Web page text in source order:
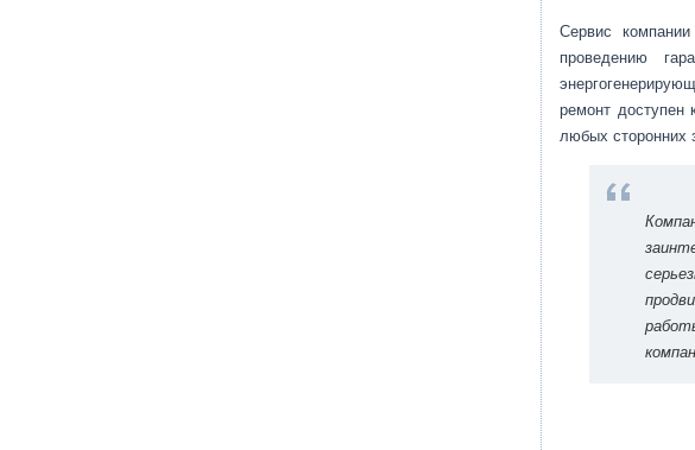
Сервис
проведению
ремонт доступен
любых сторонних